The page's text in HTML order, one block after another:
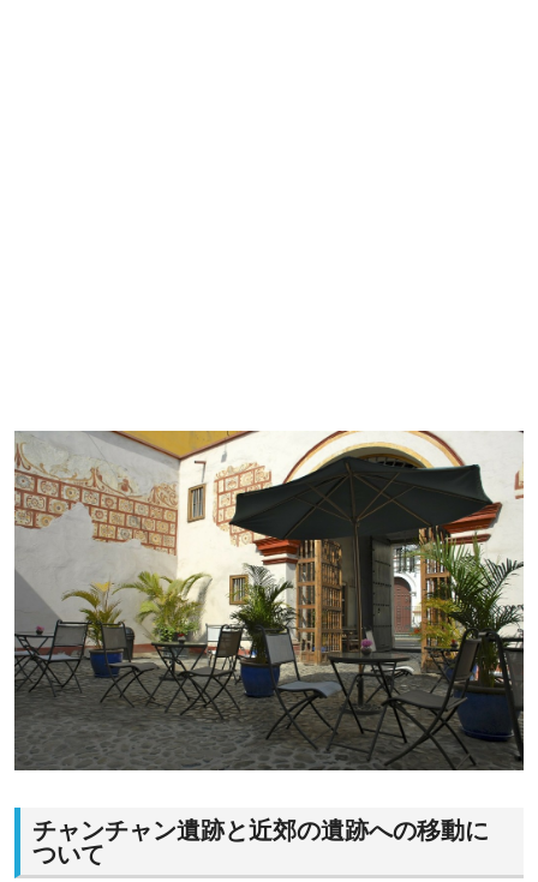
チャンチャン遺跡と近郊の遺跡への移動に
ついて